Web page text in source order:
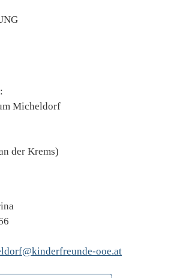
Micheldorf
der Krems)
ooe.at